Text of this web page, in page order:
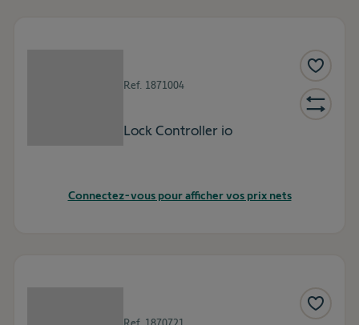
Ref. 1871004
Lock Controller io
Connectez-vous pour afficher vos prix nets
Ref. 1870721